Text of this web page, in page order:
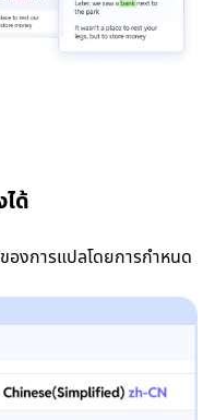
ด้
องการแปลโดยการกำหนด